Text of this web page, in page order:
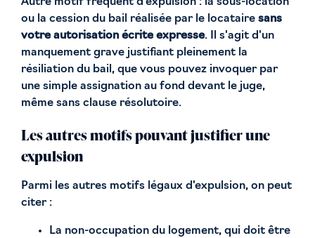
Autre motif fréquent d'expulsion : la sous-location
ou la cession du bail réalisée par le locataire sans
votre autorisation écrite expresse. Il s'agit d'un
manquement grave justifiant pleinement la
résiliation du bail, que vous pouvez invoquer par
une simple assignation au fond devant le juge,
même sans clause résolutoire.
Les autres motifs pouvant justifier une
expulsion
Parmi les autres motifs légaux d'expulsion, on peut
citer :
La non-occupation du logement, qui doit être